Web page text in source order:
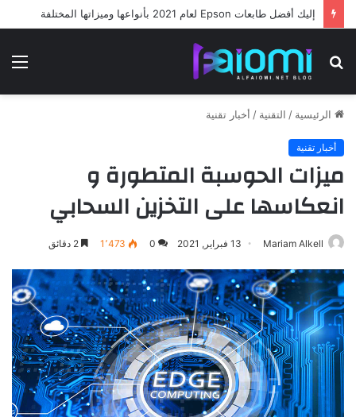
إليك أفضل طابعات Epson لعام 2021 بأنواعها وميزاتها المختلفة
الرئيسية / التقنية / أخبار تقنية
أخبار تقنية
ميزات الحوسبة المتطورة و
انعكاسها على التخزين السحابي
Mariam Alkell 13 فبراير, 2021 0 1٬473